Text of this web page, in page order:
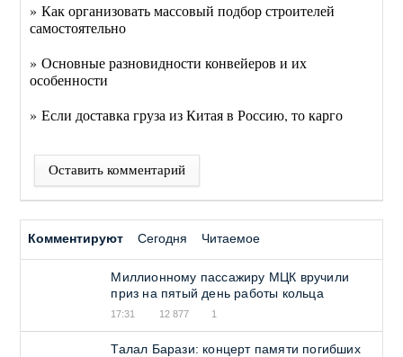
» Как организовать массовый подбор строителей
самостоятельно
» Основные разновидности конвейеров и их
особенности
» Если доставка груза из Китая в Россию, то карго
Оставить комментарий
Комментируют Сегодня Читаемое
Миллионному пассажиру МЦК вручили
приз на пятый день работы кольца
17:31 12 877 1
Талал Барази: концерт памяти погибших